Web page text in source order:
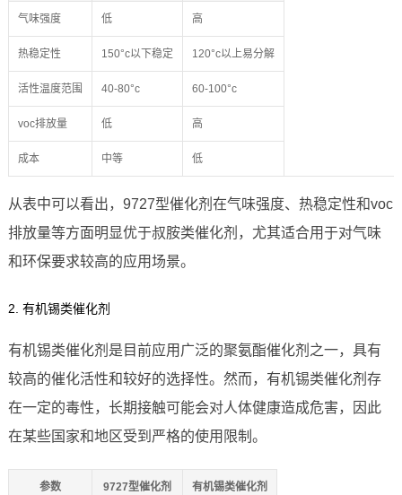
气味强度 低 高
热稳定性 150°c以下稳定 120°c以上易分解
活性温度范围 40-80°c 60-100°c
voc排放量 低 高
成本 中等 低
从表中可以看出，9727型催化剂在气味强度、热稳定性和voc
排放量等方面明显优于叔胺类催化剂，尤其适合用于对气味
和环保要求较高的应用场景。
2. 有机锡类催化剂
有机锡类催化剂是目前应用广泛的聚氨酯催化剂之一，具有
较高的催化活性和较好的选择性。然而，有机锡类催化剂存
在一定的毒性，长期接触可能会对人体健康造成危害，因此
在某些国家和地区受到严格的使用限制。
参数 9727型催化剂 有机锡类催化剂